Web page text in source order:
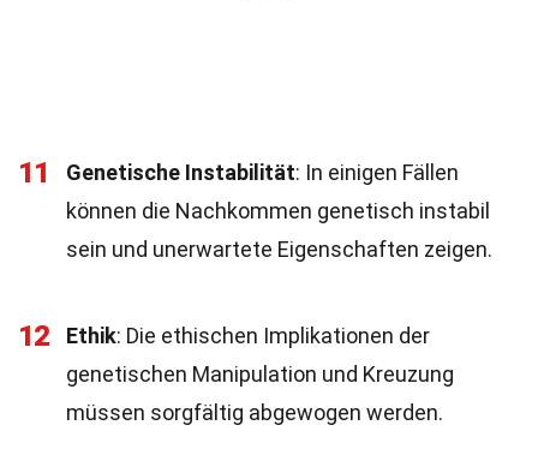
11 Genetische Instabilität: In einigen Fällen
können die Nachkommen genetisch instabil
sein und unerwartete Eigenschaften zeigen.
12 Ethik: Die ethischen Implikationen der
genetischen Manipulation und Kreuzung
müssen sorgfältig abgewogen werden.